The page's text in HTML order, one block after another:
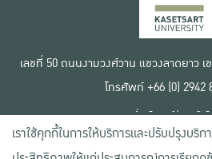
เลขที่ 50 ถนนงามวงศ์วาน แขวงลาดยาว
โทรศัพท์ +66 (0) 2942
เงื่อนไขการใช้งานเว็บ
ข้อตกลงด้านสิทธิ์ใช้ง
นโยบายความเป็นส่วน
เราใช้คุกกี้ในการให้บริการและปรับปรุงบริ